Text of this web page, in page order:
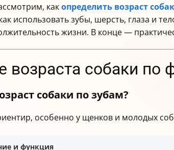
какопределить возраст
использовать зубы, шерсть, глаза и
жизни. В конце —
возраста собаки по
собаки по зубам?
особенно у щенков и молодых
и функция